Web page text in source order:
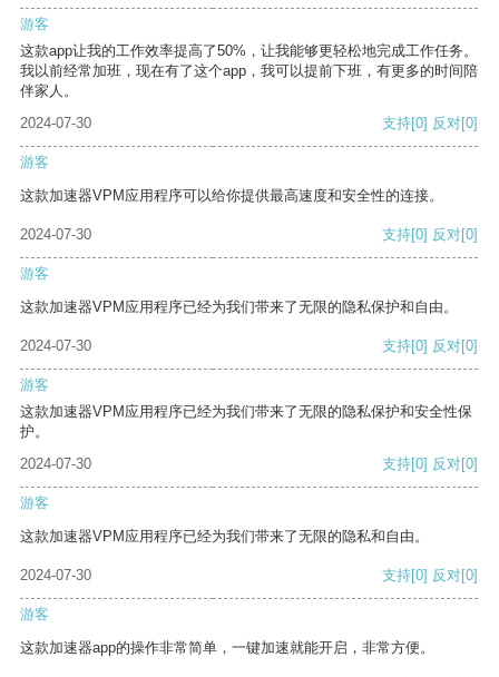
游客
这款app让我的工作效率提高了50%，让我能够更轻松地完成工作任务。
我以前经常加班，现在有了这个app，我可以提前下班，有更多的时间陪
伴家人。
2024-07-30
支持[0] 反对[0]
游客
这款加速器VPM应用程序可以给你提供最高速度和安全性的连接。
2024-07-30 支持[0] 反对[0]
游客
这款加速器VPM应用程序已经为我们带来了无限的隐私保护和自由。
2024-07-30 支持[0] 反对[0]
游客
这款加速器VPM应用程序已经为我们带来了无限的隐私保护和安全性保
护。
2024-07-30
支持[0] 反对[0]
游客
这款加速器VPM应用程序已经为我们带来了无限的隐私和自由。
2024-07-30 支持[0] 反对[0]
游客
这款加速器app的操作非常简单，一键加速就能开启，非常方便。